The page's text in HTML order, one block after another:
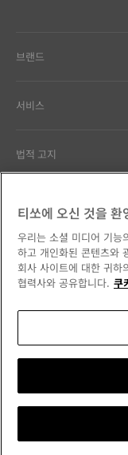
브랜드
서비스
법적 고지
우리의 약속
국가/지
티쏘에 오신 것을 환
우리는 소셜 미디어 기능
하고 개인화된 콘텐츠와
회사 사이트에 대한 귀
협력사와 공유합니다. 쿠